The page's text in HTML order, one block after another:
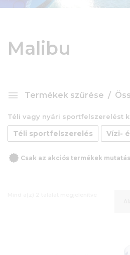
Malibu
Termékek szűrése
Téli vagy nyári sportfelszerelést
Téli sportfelszerelés Vízi-
Csak az akciós termékek